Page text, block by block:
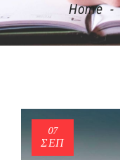
Home -
07
ΣΕΠ